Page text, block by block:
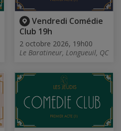
Vendredi Comédie
Club 19h
2 octobre 2026, 19h00
Le Baratineur, Longueuil, QC